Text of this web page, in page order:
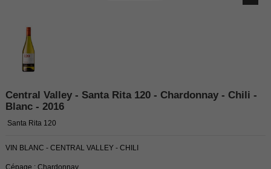
Central Valley - Santa Rita 120 - Chardonnay - Chili -
Blanc - 2016
Santa Rita 120
VIN BLANC - CENTRAL VALLEY - CHILI
Cépage : Chardonnay